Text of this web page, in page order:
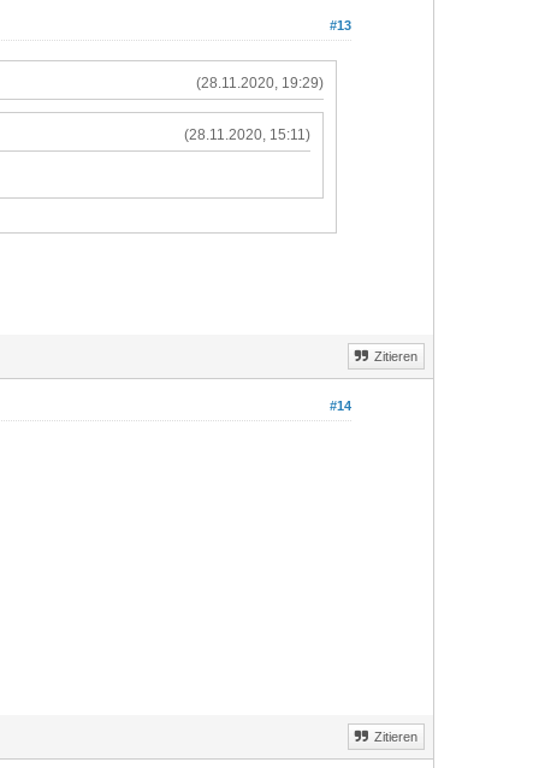
#13
(28.11.2020, 19:29)
(28.11.2020, 15:11)
Zitieren
#14
Zitieren